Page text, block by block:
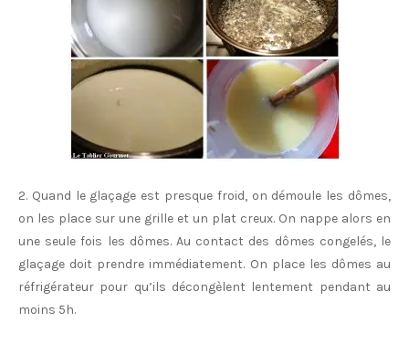
2. Quand le glaçage est presque froid, on démoule les dômes,
on les place sur une grille et un plat creux. On nappe alors en
une seule fois les dômes. Au contact des dômes congelés, le
glaçage doit prendre immédiatement. On place les dômes au
réfrigérateur pour qu’ils décongèlent lentement pendant au
moins 5h.